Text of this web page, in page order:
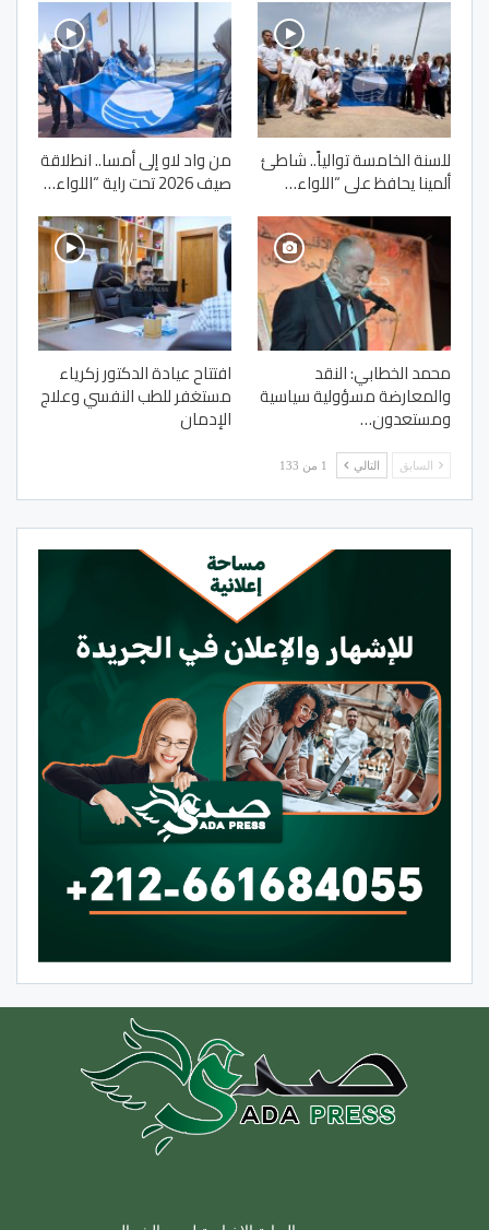
للسنة الخامسة توالياً.. شاطئ
ألمينا يحافظ على “اللواء…
من واد لاو إلى أمسا.. انطلاقة
صيف 2026 تحت راية “اللواء…
محمد الخطابي: النقد
والمعارضة مسؤولية سياسية
ومستعدون…
افتتاح عيادة الدكتور زكرياء
مستغفر للطب النفسي وعلاج
الإدمان
السابق التالي 1 من 133